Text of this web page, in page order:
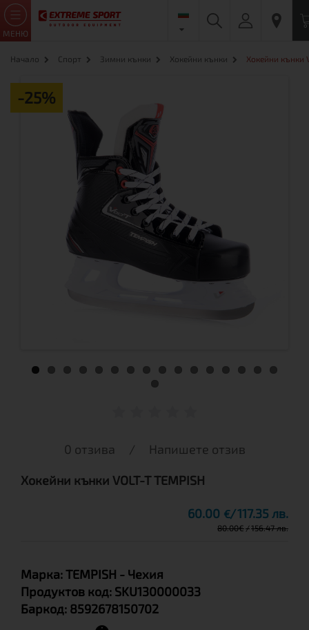
МЕНЮ
Начало Спорт Зимни кънки Хокейни кънки Хокейни кънки
-25%
0 отзива / Напишете отзив
Хокейни кънки VOLT-T TEMPISH
60.00 € 117.35 лв.
80.00€ 156.47 лв.
Марка:TEMPISH - Чехия
Продуктов код: SKU130000033
Баркод: 8592678150702